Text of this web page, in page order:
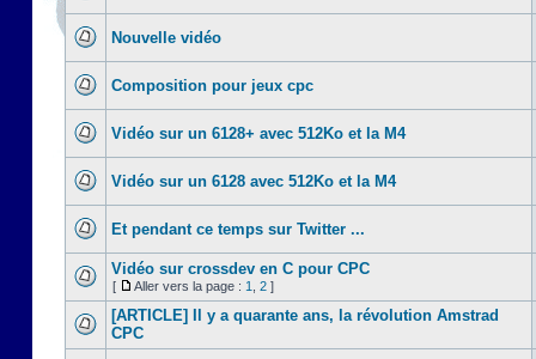
Nouvelle vidéo
Composition pour jeux cpc
Vidéo sur un 6128+ avec 512Ko et la M4
Vidéo sur un 6128 avec 512Ko et la M4
Et pendant ce temps sur Twitter ...
Vidéo sur crossdev en C pour CPC
[ Aller vers la page : 1 2 ]
[ARTICLE] Il y a quarante ans, la révolution Amstrad
CPC